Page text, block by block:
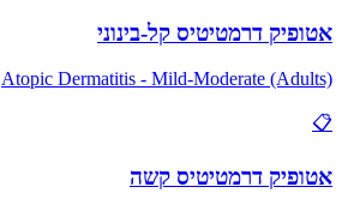
אטופיק דרמטיטיס קל-בינוני
Atopic Dermatitis - Mild-Moderate (Adults)
📋
אטופיק דרמטיטיס קשה